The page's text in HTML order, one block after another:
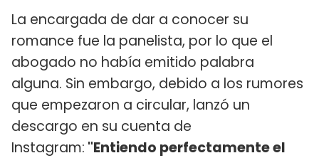
La encargada de dar a conocer su
romance fue la panelista, por lo que el
abogado no había emitido palabra
alguna. Sin embargo, debido a los rumores
que empezaron a circular, lanzó un
descargo en su cuenta de
Instagram: "Entiendo perfectamente el